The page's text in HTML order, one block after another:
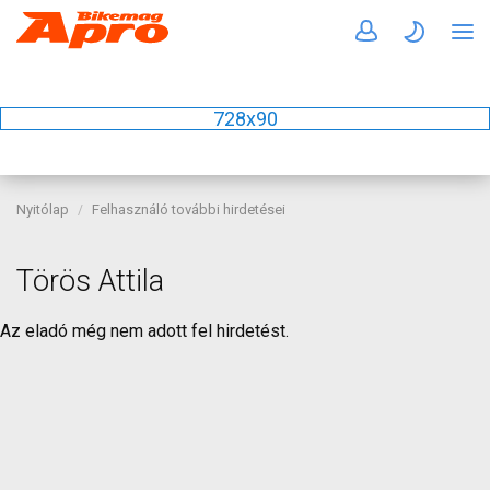
728x90
Nyitólap Felhasználó további hirdetései
Törös Attila
Az eladó még nem adott fel hirdetést.